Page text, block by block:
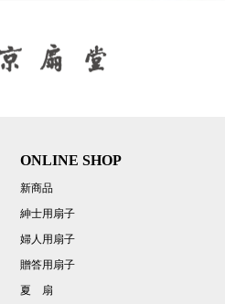
ONLINE SHOP
新商品
紳士用扇子
婦人用扇子
贈答用扇子
夏 扇